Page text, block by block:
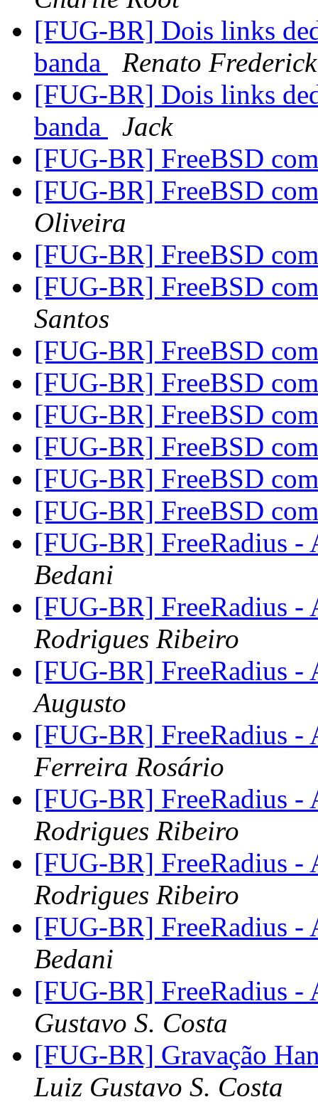
[FUG-BR] Dois links
banda
Renato Frederick
[FUG-BR] Dois links
banda
Jack
[FUG-BR] FreeBSD
[FUG-BR] FreeBSD
Oliveira
[FUG-BR] FreeBSD
[FUG-BR] FreeBSD
Santos
[FUG-BR] FreeBSD
[FUG-BR] FreeBSD
[FUG-BR] FreeBSD
[FUG-BR] FreeBSD
[FUG-BR] FreeBSD
[FUG-BR] FreeBSD
[FUG-BR] FreeRadius
Bedani
[FUG-BR] FreeRadius
Rodrigues Ribeiro
[FUG-BR] FreeRadius
Augusto
[FUG-BR] FreeRadius
Ferreira Rosário
[FUG-BR] FreeRadius
Rodrigues Ribeiro
[FUG-BR] FreeRadius
Rodrigues Ribeiro
[FUG-BR] FreeRadius
Bedani
[FUG-BR] FreeRadius
Gustavo S. Costa
[FUG-BR] Gravação
Luiz Gustavo S. Costa